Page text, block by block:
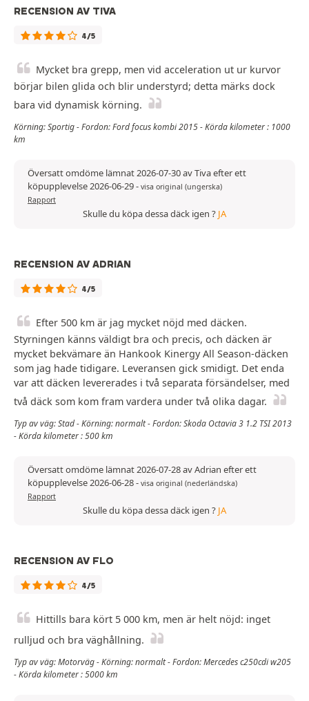
RECENSION AV TIVA
4/5
Mycket bra grepp, men vid acceleration ut ur kurvor
börjar bilen glida och blir understyrd; detta märks dock
bara vid dynamisk körning.
Körning: Sportig - Fordon: Ford focus kombi 2015 - Körda kilometer : 1000
km
Översatt omdöme lämnat 2026-07-30 av Tiva efter ett
köpupplevelse 2026-06-29- visa original (ungerska)
Rapport
Skulle du köpa dessa däck igen ? JA
RECENSION AV ADRIAN
4/5
Efter 500 km är jag mycket nöjd med däcken.
Styrningen känns väldigt bra och precis, och däcken är
mycket bekvämare än Hankook Kinergy All Season-däcken
som jag hade tidigare. Leveransen gick smidigt. Det enda
var att däcken levererades i två separata försändelser, med
två däck som kom fram vardera under två olika dagar.
Typ av väg: Stad - Körning: normalt - Fordon: Skoda Octavia 3 1.2 TSI 2013
- Körda kilometer : 500 km
Översatt omdöme lämnat 2026-07-28 av Adrian efter ett
köpupplevelse 2026-06-28- visa original (nederländska)
Rapport
Skulle du köpa dessa däck igen ? JA
RECENSION AV FLO
4/5
Hittills bara kört 5 000 km, men är helt nöjd: inget
rulljud och bra väghållning.
Typ av väg: Motorväg - Körning: normalt - Fordon: Mercedes c250cdi w205
- Körda kilometer : 5000 km